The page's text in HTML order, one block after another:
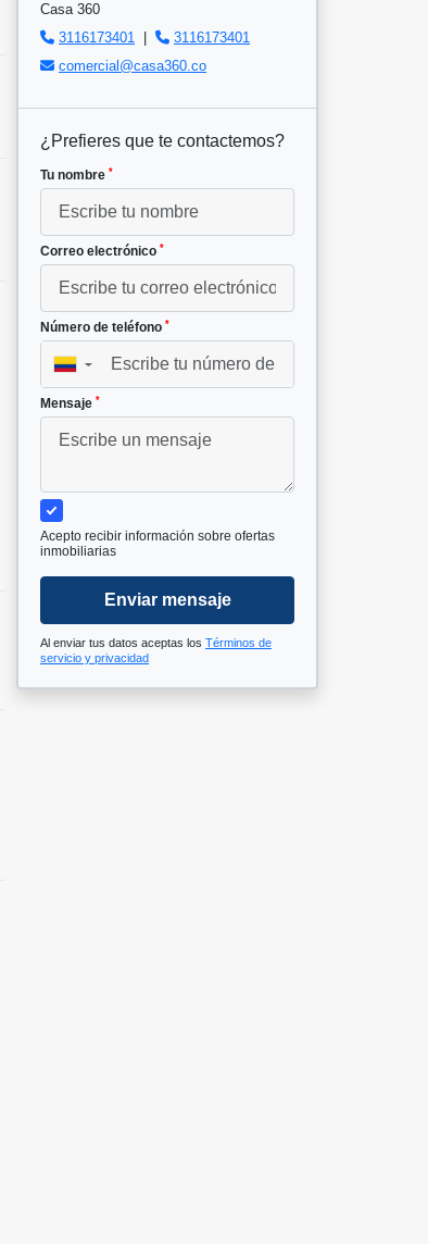
Casa 360
3116173401
3116173401
comercial@casa360.co
¿Prefieres que te contactemos?
Tu nombre *
Correo electrónico *
Número de teléfono *
▼
Mensaje *
Acepto recibir información sobre ofertas
inmobiliarias
Enviar mensaje
Al enviar tus datos aceptas los Términos de
servicio y privacidad